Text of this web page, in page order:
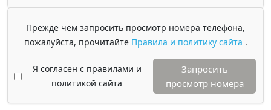
Прежде чем запросить просмотр номера телефона,
пожалуйста, прочитайте Правила и политику сайта .
Я согласен с правилами и
политикой сайта
Запросить
просмотр номера